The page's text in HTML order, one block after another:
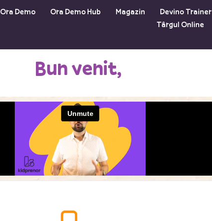
Ora Demo Ora Demo Hub Magazin Devino Trainer
Târgul Online
Bun venit,